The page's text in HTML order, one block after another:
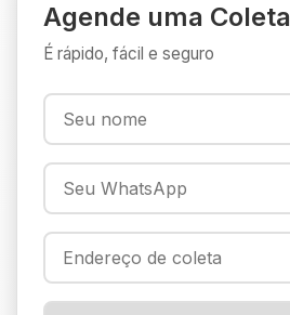
Agende uma Coleta
É rápido, fácil e seguro